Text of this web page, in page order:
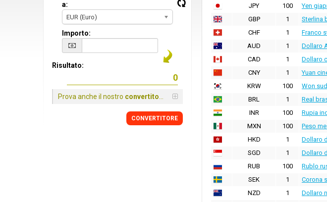
JPY
100 Yen
GBP
1 Sterlina
CHF
1 Franco
AUD
1 Dollaro
CAD
1 Dollaro
CNY
1 Yuan
KRW
100 Won
BRL
1 Real
INR
100 Rupia
MXN
100 Peso
HKD
1 Dollaro
SGD
1 Dollaro
RUB
100 Rublo
SEK
1 Corona
NZD
1 Dollaro
a:
EUR (Euro)
Importo:
Risultato:
Prova anche il nostro convertitore
CONVERTITORE